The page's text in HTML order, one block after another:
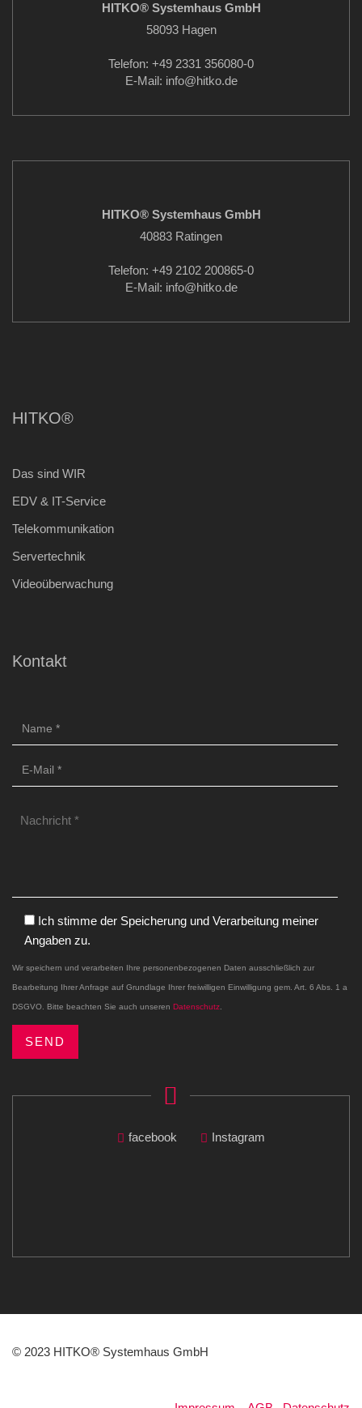
HITKO® Systemhaus GmbH
58093 Hagen
Telefon: +49 2331 356080-0
E-Mail: info@hitko.de
HITKO® Systemhaus GmbH
40883 Ratingen
Telefon: +49 2102 200865-0
E-Mail: info@hitko.de
HITKO®
Das sind WIR
EDV & IT-Service
Telekommunikation
Servertechnik
Videoüberwachung
Kontakt
Ich stimme der Speicherung und Verarbeitung meiner
Angaben zu.
Wir speichern und verarbeiten Ihre personenbezogenen Daten ausschließlich zur
Bearbeitung Ihrer Anfrage auf Grundlage Ihrer freiwilligen Einwilligung gem. Art. 6 Abs. 1 a
DSGVO. Bitte beachten Sie auch unseren Datenschutz.
facebook Instagram
© 2023 HITKO® Systemhaus GmbH